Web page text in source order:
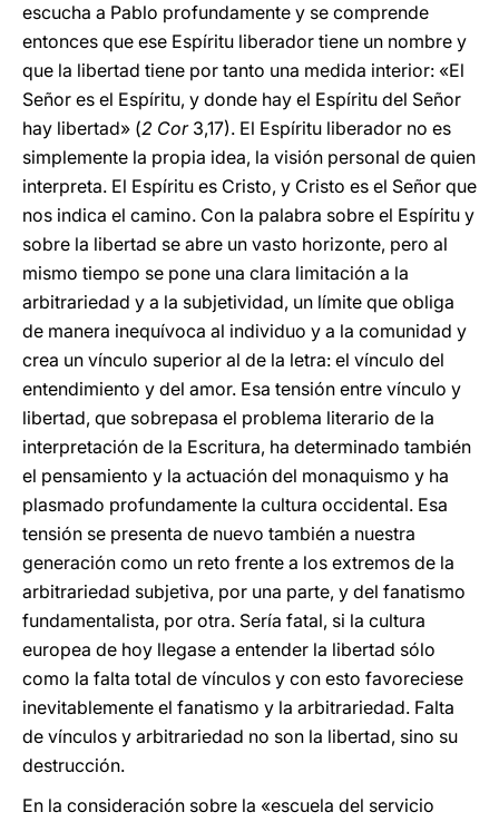
escucha a Pablo profundamente y se comprende
entonces que ese Espíritu liberador tiene un nombre y
que la libertad tiene por tanto una medida interior: «El
Señor es el Espíritu, y donde hay el Espíritu del Señor
hay libertad» (2 Cor3,17). El Espíritu liberador no es
simplemente la propia idea, la visión personal de quien
interpreta. El Espíritu es Cristo, y Cristo es el Señor que
nos indica el camino. Con la palabra sobre el Espíritu y
sobre la libertad se abre un vasto horizonte, pero al
mismo tiempo se pone una clara limitación a la
arbitrariedad y a la subjetividad, un límite que obliga
de manera inequívoca al individuo y a la comunidad y
crea un vínculo superior al de la letra: el vínculo del
entendimiento y del amor. Esa tensión entre vínculo y
libertad, que sobrepasa el problema literario de la
interpretación de la Escritura, ha determinado también
el pensamiento y la actuación del monaquismo y ha
plasmado profundamente la cultura occidental. Esa
tensión se presenta de nuevo también a nuestra
generación como un reto frente a los extremos de la
arbitrariedad subjetiva, por una parte, y del fanatismo
fundamentalista, por otra. Sería fatal, si la cultura
europea de hoy llegase a entender la libertad sólo
como la falta total de vínculos y con esto favoreciese
inevitablemente el fanatismo y la arbitrariedad. Falta
de vínculos y arbitrariedad no son la libertad, sino su
destrucción.
En la consideración sobre la «escuela del servicio